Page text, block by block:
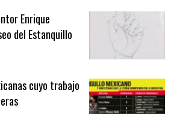
Enrique
del Estanquillo
cuyo trabajo